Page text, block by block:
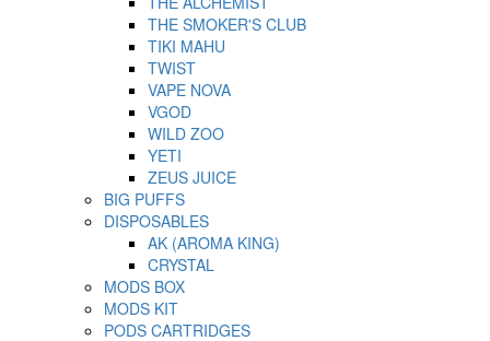
THE SMOKER'S CLUB
TIKI MAHU
TWIST
VAPE NOVA
VGOD
WILD ZOO
YETI
ZEUS JUICE
BIG PUFFS
DISPOSABLES
AK (AROMA KING)
CRYSTAL
MODS BOX
MODS KIT
PODS CARTRIDGES